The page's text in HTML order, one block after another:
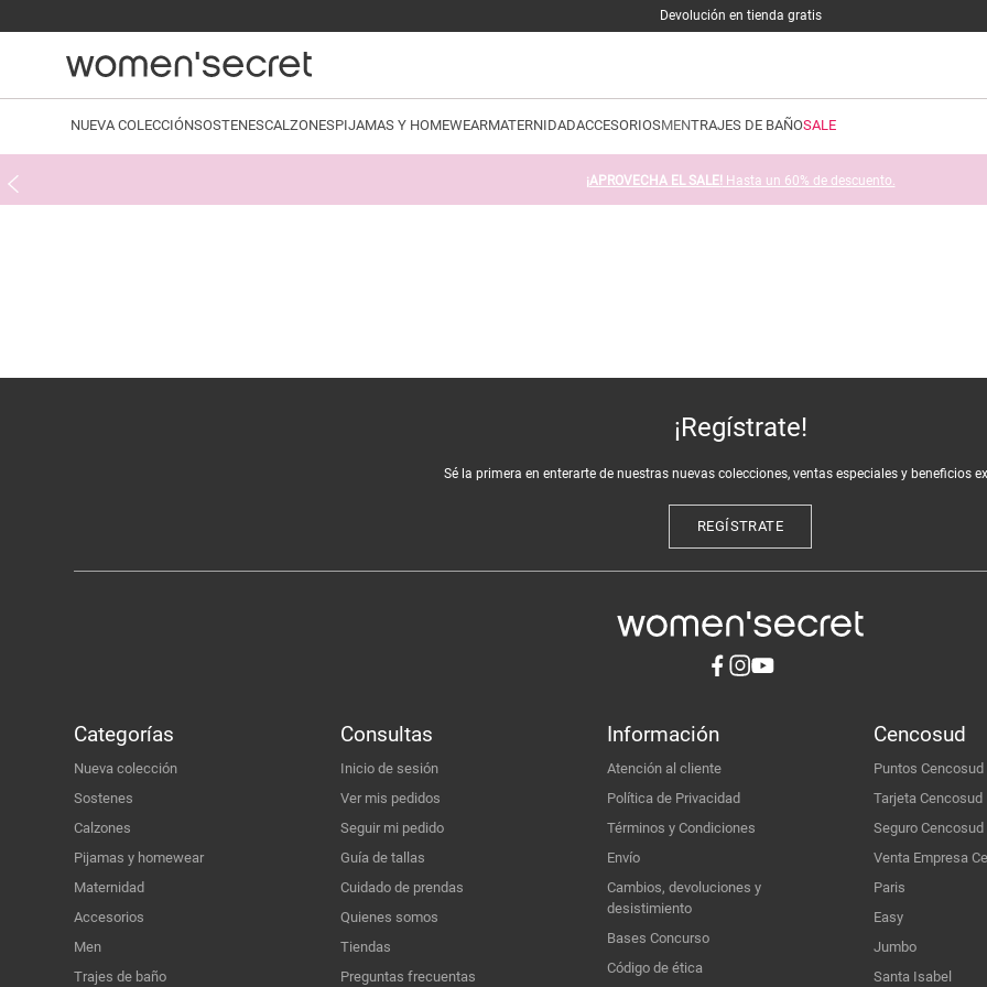
Devolución en tienda gratis
NUEVA COLECCIÓNSOSTENESCALZONESPIJAMAS Y HOMEWEARMATERNIDADACCESORIOSMENTRAJES DE BAÑOSALE
¡APROVECHA EL SALE! Hasta un 60% de descuento.
¡Regístrate!
Sé la primera en enterarte de nuestras nuevas colecciones, ventas especiales y beneficios
REGÍSTRATE
Categorías
Nueva colección
Sostenes
Calzones
Pijamas y homewear
Maternidad
Accesorios
Men
Trajes de baño
Consultas
Inicio de sesión
Ver mis pedidos
Seguir mi pedido
Guía de tallas
Cuidado de prendas
Quienes somos
Tiendas
Preguntas frecuentas
Información
Atención al cliente
Política de Privacidad
Términos y Condiciones
Envío
Cambios, devoluciones y
desistimiento
Bases Concurso
Código de ética
Cencosud
Puntos Cencosud
Tarjeta Cencosud
Seguro Cencosud
Venta Empresa
Paris
Easy
Jumbo
Santa Isabel